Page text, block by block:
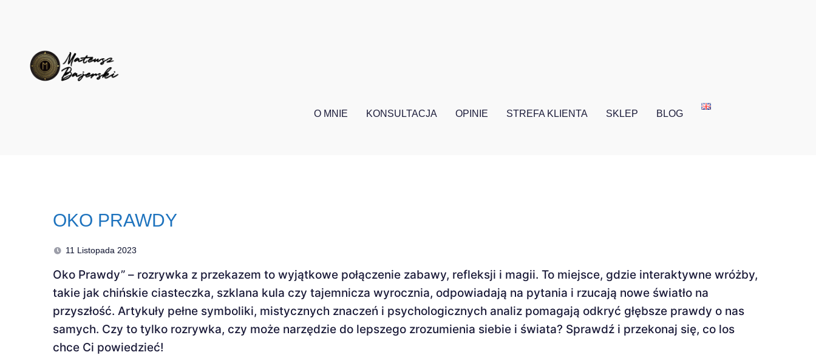
O MNIE KONSULTACJA OPINIE STREFA KLIENTA SKLEP BLOG
OKO PRAWDY
11 Listopada 2023
Oko Prawdy” – rozrywka z przekazem to wyjątkowe połączenie zabawy, refleksji i magii. To miejsce, gdzie interaktywne wróżby,
takie jak chińskie ciasteczka, szklana kula czy tajemnicza wyrocznia, odpowiadają na pytania i rzucają nowe światło na
przyszłość. Artykuły pełne symboliki, mistycznych znaczeń i psychologicznych analiz pomagają odkryć głębsze prawdy o nas
samych. Czy to tylko rozrywka, czy może narzędzie do lepszego zrozumienia siebie i świata? Sprawdź i przekonaj się, co los
chce Ci powiedzieć!